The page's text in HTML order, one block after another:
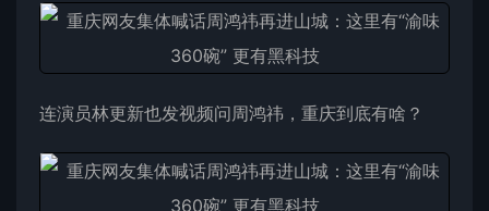
连演员林更新也发视频问周鸿祎，重庆到底有啥？